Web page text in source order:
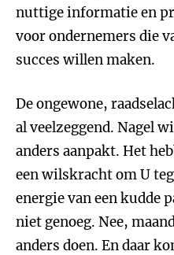
nuttige informatie en
voor ondernemers die
succes willen maken.
De ongewone,
al veelzeggend. Nagel
anders aanpakt. Het
een wilskracht om U
energie van een kudde
niet genoeg. Nee,
anders doen. En daar